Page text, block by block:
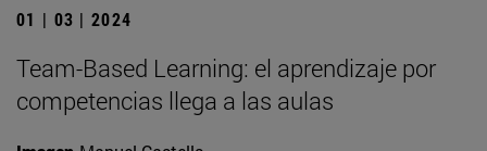
01 | 03 | 2024
Team-Based Learning: el aprendizaje por
competencias llega a las aulas